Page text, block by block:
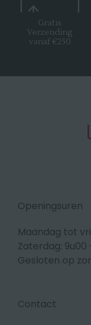
Gratis
Verzending
vanaf €250
Openingsuren
Maandag tot
Zaterdag: 9u00
Gesloten op
Contact